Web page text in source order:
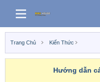
Trang Chủ Kiến Thức
Hướng dẫn